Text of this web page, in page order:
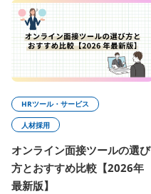
HRツール・サービス
人材採用
オンライン面接ツールの選び
方とおすすめ比較【2026年
最新版】